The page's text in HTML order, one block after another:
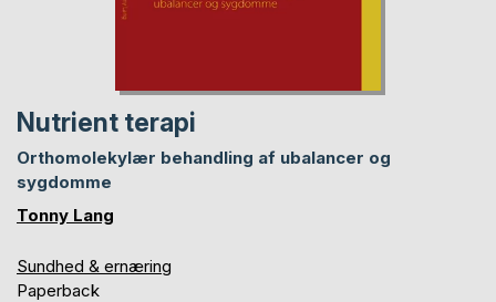
Nutrient terapi
Orthomolekylær behandling af ubalancer og
sygdomme
Tonny Lang
Sundhed & ernæring
Paperback